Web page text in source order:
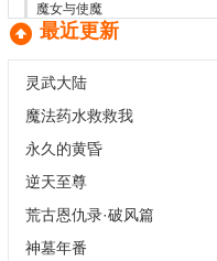
魔女与使魔
 最近更新
灵武大陆
魔法药水救救我
永久的黄昏
逆天至尊
荒古恩仇录·破风篇
神墓年番